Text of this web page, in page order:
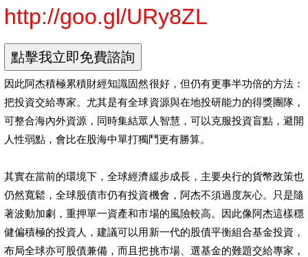
http://goo.gl/URy8ZL
因此阿杰積極累積財經知識固然很好，但仍有更事半功倍的方法：
把投資交給專家。尤其是有全球資源與在地投研能力的得獎團隊，
可整合海內外資源，同時集結眾人智慧，可以克服投資盲點，避開
人性弱點，會比在股海中單打獨鬥更有勝算。
其實在當前的環境下，全球經濟緩步成長，主要央行的貨幣政策也
仍然寬鬆，全球股債市仍有投資機會，阿杰不須過度灰心。只是隨
著波動加劇，重押單一資產和市場的風險較高。因此像阿杰這樣穩
健偏積極的投資人，建議可以用新一代的股債平衡組合基金投資，
布局全球亦可股債兼備，而且把挑市場、選基金的難題交給專家，